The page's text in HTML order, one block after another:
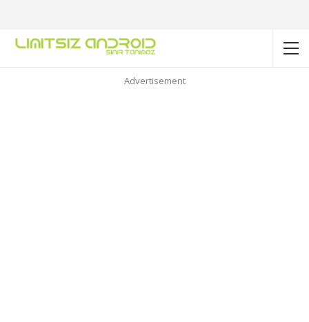
Advertisement